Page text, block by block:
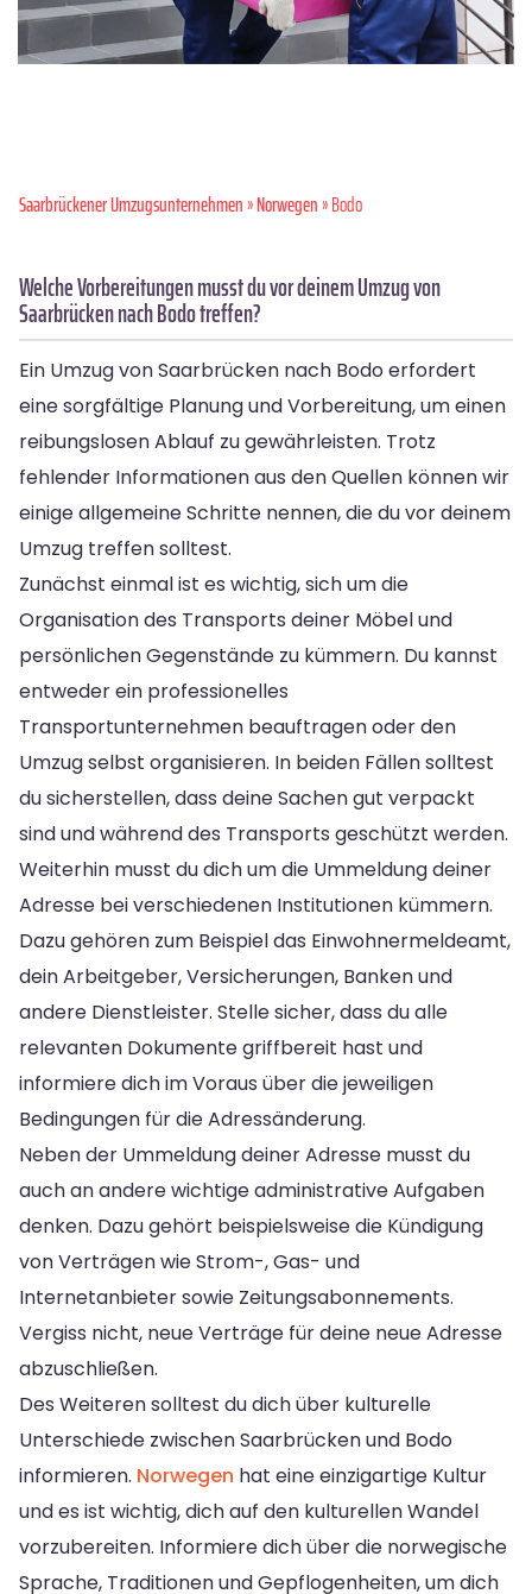
Saarbrückener Umzugsunternehmen»Norwegen» Bodo
Welche Vorbereitungen musst du vor deinem Umzug von
Saarbrücken nach Bodo treffen?
Ein Umzug von Saarbrücken nach Bodo erfordert
eine sorgfältige Planung und Vorbereitung, um einen
reibungslosen Ablauf zu gewährleisten. Trotz
fehlender Informationen aus den Quellen können wir
einige allgemeine Schritte nennen, die du vor deinem
Umzug treffen solltest.
Zunächst einmal ist es wichtig, sich um die
Organisation des Transports deiner Möbel und
persönlichen Gegenstände zu kümmern. Du kannst
entweder ein professionelles
Transportunternehmen beauftragen oder den
Umzug selbst organisieren. In beiden Fällen solltest
du sicherstellen, dass deine Sachen gut verpackt
sind und während des Transports geschützt werden.
Weiterhin musst du dich um die Ummeldung deiner
Adresse bei verschiedenen Institutionen kümmern.
Dazu gehören zum Beispiel das Einwohnermeldeamt,
dein Arbeitgeber, Versicherungen, Banken und
andere Dienstleister. Stelle sicher, dass du alle
relevanten Dokumente griffbereit hast und
informiere dich im Voraus über die jeweiligen
Bedingungen für die Adressänderung.
Neben der Ummeldung deiner Adresse musst du
auch an andere wichtige administrative Aufgaben
denken. Dazu gehört beispielsweise die Kündigung
von Verträgen wie Strom-, Gas- und
Internetanbieter sowie Zeitungsabonnements.
Vergiss nicht, neue Verträge für deine neue Adresse
abzuschließen.
Des Weiteren solltest du dich über kulturelle
Unterschiede zwischen Saarbrücken und Bodo
informieren. Norwegen hat eine einzigartige Kultur
und es ist wichtig, dich auf den kulturellen Wandel
vorzubereiten. Informiere dich über die norwegische
Sprache, Traditionen und Gepflogenheiten, um dich